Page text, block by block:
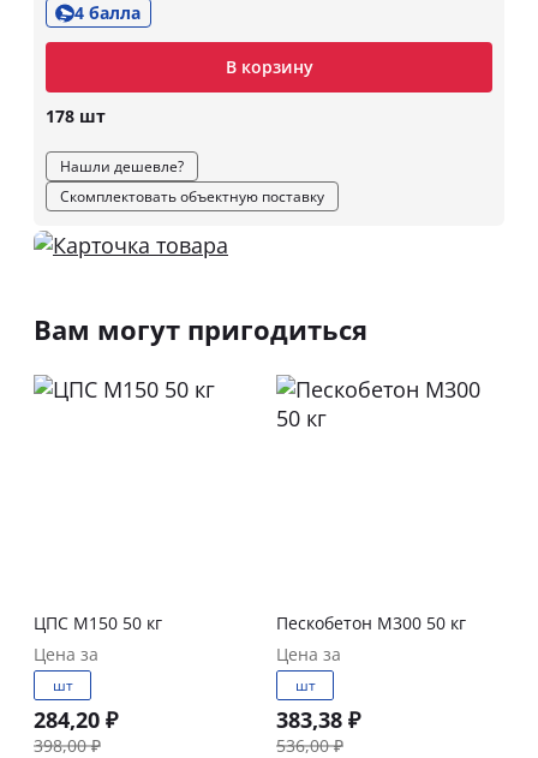
4 балла
В корзину
178 шт
Нашли дешевле?
Скомплектовать объектную поставку
Вам могут пригодиться
ЦПС М150 50 кг
Цена за
шт
284,20 ₽
398,00 ₽
Пескобетон М300 50 кг
Цена за
шт
383,38 ₽
536,00 ₽